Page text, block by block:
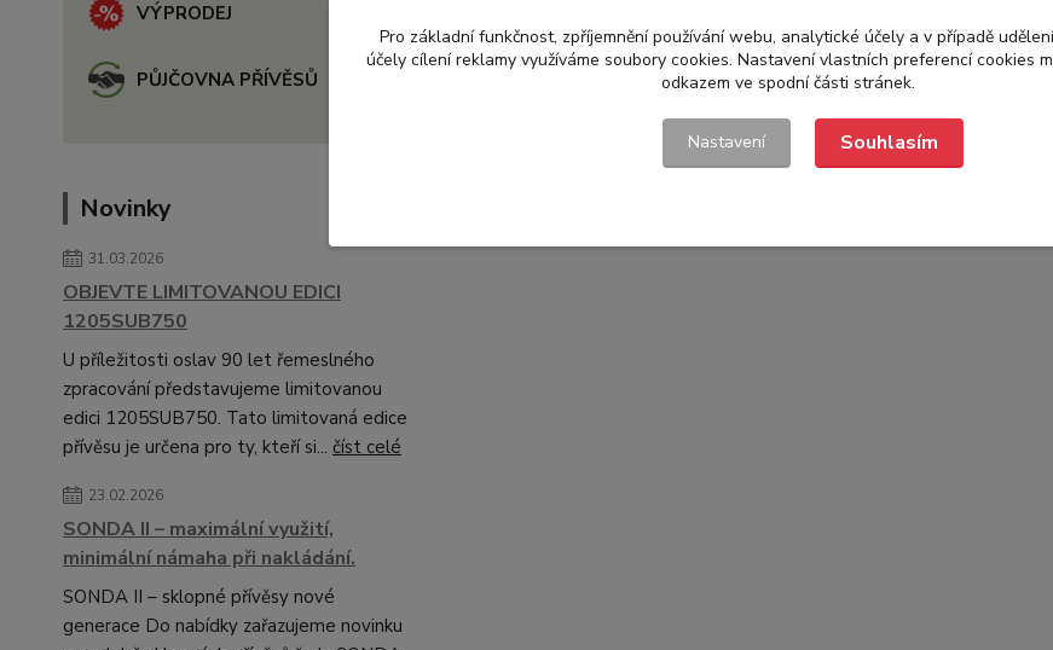
VÝPRODEJ
PŮJČOVNA PŘÍVĚSŮ
Novinky
31.03.2026
OBJEVTE LIMITOVANOU EDICI
1205SUB750
U příležitosti oslav 90 let řemeslného
zpracování představujeme limitovanou
edici 1205SUB750. Tato limitovaná edice
přívěsu je určena pro ty, kteří si... číst celé
23.02.2026
SONDA II – maximální využití,
minimální námaha při nakládání.
SONDA II – sklopné přívěsy nové
generace Do nabídky zařazujeme novinku
Pro základní funkčnost, zpříjemnění používání webu, analytické účely a v případě
účely cílení reklamy využíváme soubory cookies. Nastavení vlastních preferencí cookies
odkazem ve spodní části stránek.
Nastavení Souhlasím